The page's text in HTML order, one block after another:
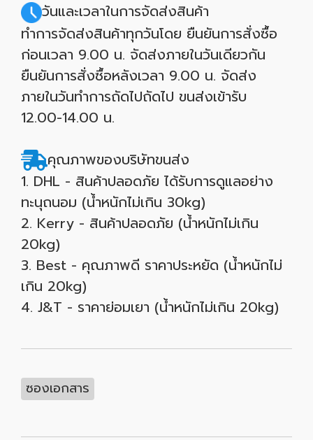
วันและเวลาในการจัดส่งสินค้า
ทำการจัดส่งสินค้าทุกวันโดย ยืนยันการสั่งซื้อ
ก่อนเวลา 9.00 น. จัดส่งภายในวันเดียวกัน
ยืนยันการสั่งซื้อหลังเวลา 9.00 น. จัดส่ง
ภายในวันทำการถัดไปถัดไป ขนส่งเข้ารับ
12.00-14.00 น.
คุณภาพของบริษัทขนส่ง
1. DHL - สินค้าปลอดภัย ได้รับการดูแลอย่าง
ทะนุถนอม (น้ำหนักไม่เกิน 30kg)
2. Kerry - สินค้าปลอดภัย (น้ำหนักไม่เกิน
20kg)
3. Best - คุณภาพดี ราคาประหยัด (น้ำหนักไม่
เกิน 20kg)
4. J&T - ราคาย่อมเยา (น้ำหนักไม่เกิน 20kg)
ซองเอกสาร